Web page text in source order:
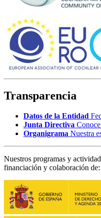
Transparencia
Datos de la Entidad
Junta Directiva
Organigrama Nuestra
Nuestros programas y
financiación y colaboración de: